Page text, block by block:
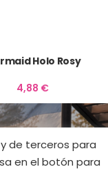
Holo Rosy
4,88 €
de terceros para
en el botón para